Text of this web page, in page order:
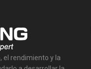
el rendimiento y la